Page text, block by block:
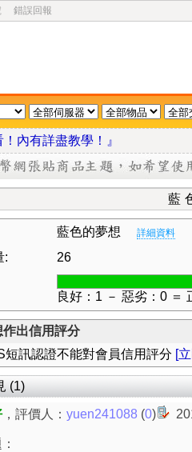
錯誤回報
看！內有詳盡教學！』
藍
藍色的夢想 詳細資料
:
26
良好：1 － 惡劣：0 ＝
出信用評分
短訊認證不能對會員信用評分 [
(1)
，評價人： yuen241088 (0)